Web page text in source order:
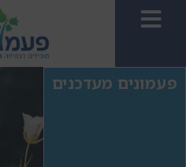
פעמונים מעדכנים